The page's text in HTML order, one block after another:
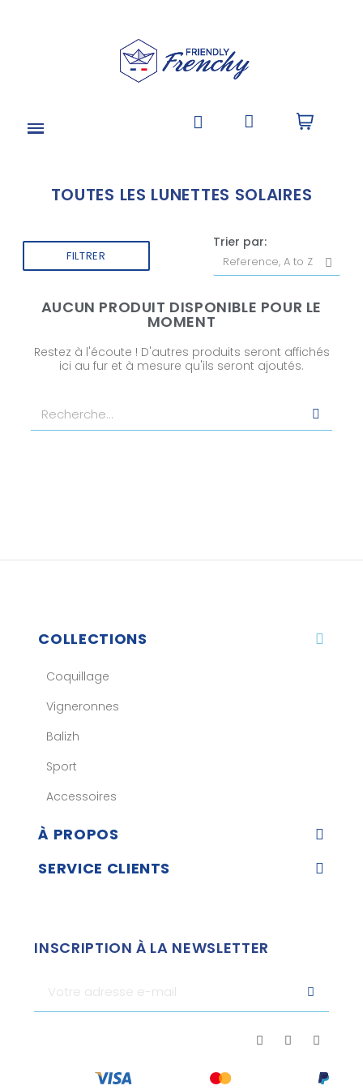
TOUTES LES LUNETTES SOLAIRES
FILTRER
Trier par:
AUCUN PRODUIT DISPONIBLE POUR LE
MOMENT
Restez à l'écoute ! D'autres produits seront affichés
ici au fur et à mesure qu'ils seront ajoutés.
COLLECTIONS
Coquillage
Vigneronnes
Balizh
Sport
Accessoires
À PROPOS
SERVICE CLIENTS
INSCRIPTION À LA NEWSLETTER